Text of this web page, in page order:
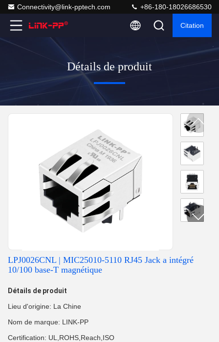
Connectivity@link-pptech.com +86-180-18026686530
Citation
Détails de produit
LPJ0026CNL | MIC25010-5110 RJ45 Jack a intégré
10/100 base-T magnétique
Détails de produit
Lieu d'origine: La Chine
Nom de marque: LINK-PP
Certification: UL,ROHS,Reach,ISO